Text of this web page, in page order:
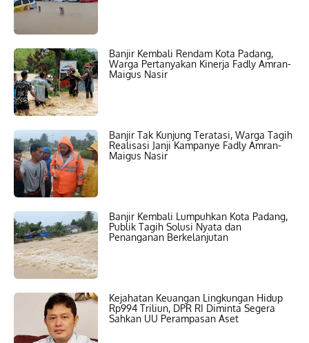
Banjir Kembali Rendam Kota Padang,
Warga Pertanyakan Kinerja Fadly Amran-
Maigus Nasir
Banjir Tak Kunjung Teratasi, Warga Tagih
Realisasi Janji Kampanye Fadly Amran-
Maigus Nasir
Banjir Kembali Lumpuhkan Kota Padang,
Publik Tagih Solusi Nyata dan
Penanganan Berkelanjutan
Kejahatan Keuangan Lingkungan Hidup
Rp994 Triliun, DPR RI Diminta Segera
Sahkan UU Perampasan Aset